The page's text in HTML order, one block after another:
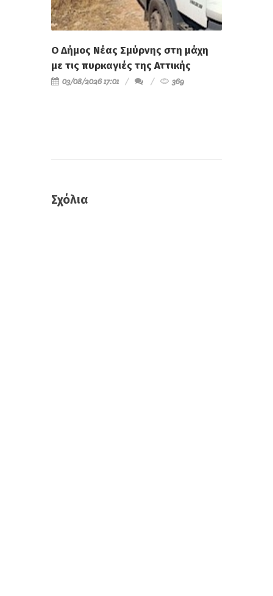
Ο Δήμος Νέας Σμύρνης στη μάχη
με τις πυρκαγιές της Αττικής
03/08/2026 17:01 369
Σχόλια